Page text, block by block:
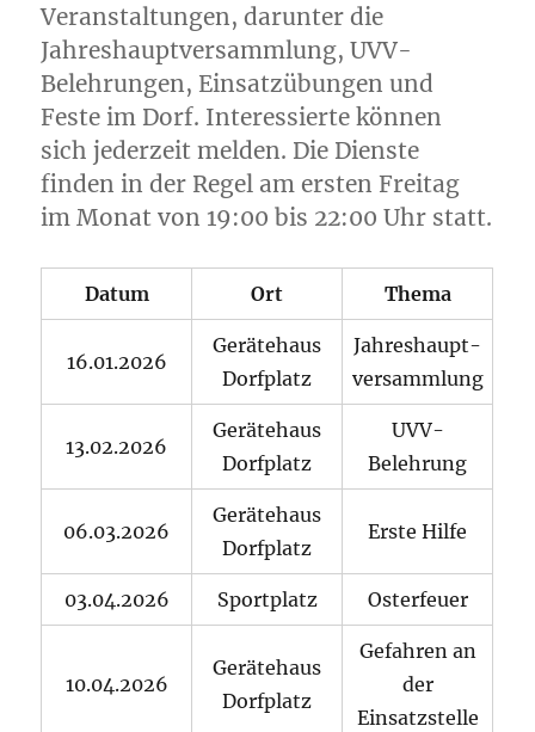
Veranstaltungen, darunter die
Jahreshauptversammlung, UVV-
Belehrungen, Einsatzübungen und
Feste im Dorf. Interessierte können
sich jederzeit melden. Die Dienste
finden in der Regel am ersten Freitag
im Monat von 19:00 bis 22:00 Uhr statt.
Datum Ort Thema
16.01.2026
Gerätehaus
Dorfplatz
Jahreshaupt-
versammlung
13.02.2026
Gerätehaus
Dorfplatz
UVV-
Belehrung
06.03.2026
Gerätehaus
Dorfplatz
Erste Hilfe
03.04.2026 Sportplatz Osterfeuer
10.04.2026
Gerätehaus
Dorfplatz
Gefahren an
der
Einsatzstelle